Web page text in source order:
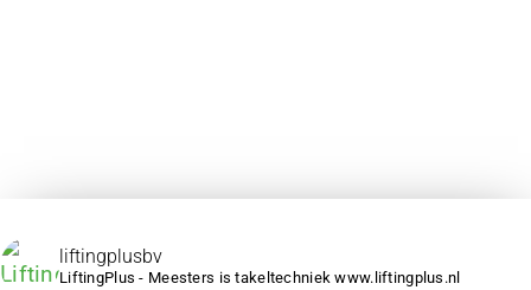
liftingplusbv
LiftingPlus - Meesters is takeltechniek www.liftingplus.nl